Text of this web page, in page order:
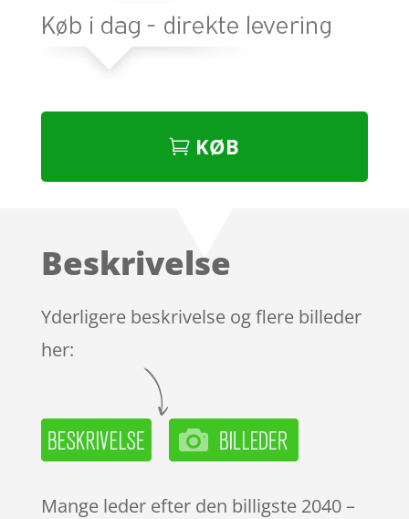
KØB
Beskrivelse
Yderligere beskrivelse og flere billeder
her:
Mange leder efter den billigste 2040 –